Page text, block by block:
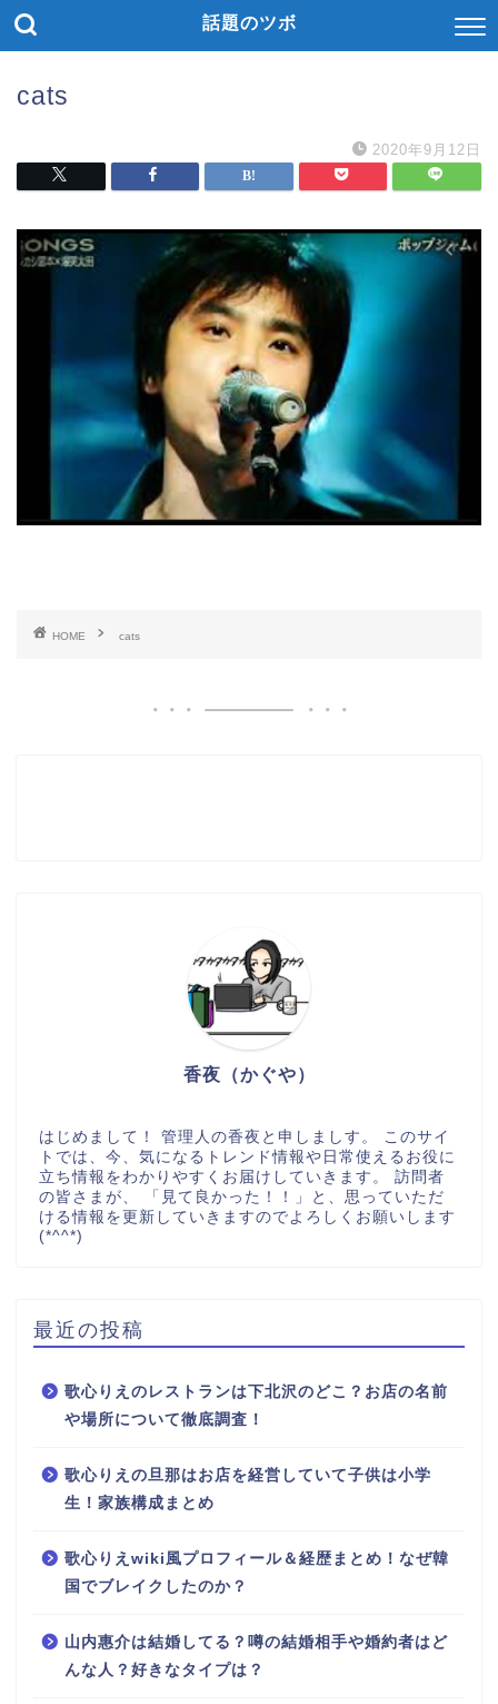
話題のツボ
cats
2020年9月12日
HOME cats
香夜（かぐや）
はじめまして！ 管理人の香夜と申しましす。 このサイ
トでは、今、気になるトレンド情報や日常使えるお役に
立ち情報をわかりやすくお届けしていきます。 訪問者
の皆さまが、 「見て良かった！！」と、思っていただ
ける情報を更新していきますのでよろしくお願いします
(*^^*)
最近の投稿
歌心りえのレストランは下北沢のどこ？お店の名前
や場所について徹底調査！
歌心りえの旦那はお店を経営していて子供は小学
生！家族構成まとめ
歌心りえwiki風プロフィール＆経歴まとめ！なぜ韓
国でブレイクしたのか？
山内惠介は結婚してる？噂の結婚相手や婚約者はど
んな人？好きなタイプは？